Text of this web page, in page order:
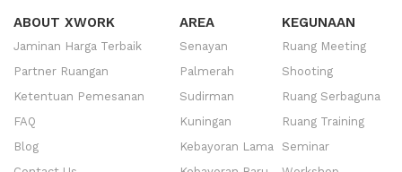
ABOUT XWORK
Jaminan Harga Terbaik
Partner Ruangan
Ketentuan Pemesanan
FAQ
Blog
AREA
Senayan
Palmerah
Sudirman
Kuningan
Kebayoran Lama
KEGUNAAN
Ruang Meeting
Shooting
Ruang Serbaguna
Ruang Training
Seminar